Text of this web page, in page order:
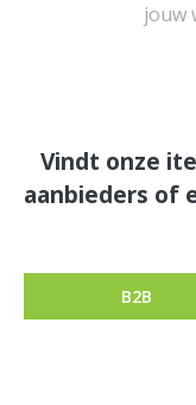
jouw
Vindt onze
aanbieders of
B2B